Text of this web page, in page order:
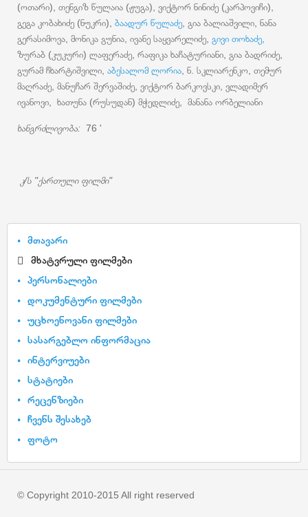
(ოთარი), თენგიზ წულაია (ჟუგა), ვიქტორ ნინიძე (კარპოვიჩი),
გეგა კობახიძე (ნუკრი), ბაადურ წულაძე , გია ბალიაშვილი, ნანა
გერასიმოვა, მონიკა გუნია, ივანე საყვარელიძე, გივი თოხაძე,
ზურაბ (კუკური) ლაფერაძე, რაფიკა ხაჩატურიანი, გია ბადრიძე,
გურამ ჩხარტიშვილი, აბესალომ ლორია , ნ. სკლიარენკო, თემურ
მაღრაძე, მანუჩარ შერვაშიძე, ვიქტორ ბარკოვსკი, ვლადიმერ
ივანოვი, ხათუნა (რუსუდან) მჭედლიძე, მანანა ორბელიანი
ხანგრძლივობა: 76 '
კ/ს "ქართული ფილმი"
მთავარი
მხატვრული ფილმები
პერსონალიები
დოკუმენტური ფილმები
უცხოენოვანი ფილმები
სასარგებლო ინფორმაცია
ინტერვიუები
სტატიები
რეცენზიები
ჩვენს შესახებ
ფოტო
© Copyright 2010-2015 All right reserved